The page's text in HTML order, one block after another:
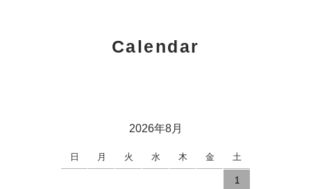
Calendar
2026年8月
日 月 火 水 木 金 土
1